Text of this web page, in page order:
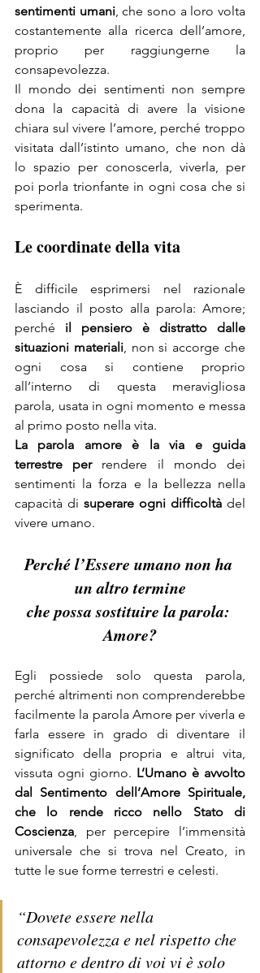
sentimenti umani, che sono a loro volta
costantemente alla ricerca dell’amore,
proprio per raggiungerne la
consapevolezza.
Il mondo dei sentimenti non sempre
dona la capacità di avere la visione
chiara sul vivere l’amore, perché troppo
visitata dall’istinto umano, che non dà
lo spazio per conoscerla, viverla, per
poi porla trionfante in ogni cosa che si
sperimenta.
Le coordinate della vita
È difficile esprimersi nel razionale
lasciando il posto alla parola: Amore;
perché il pensiero è distratto dalle
situazioni materiali, non si accorge che
ogni cosa si contiene proprio
all’interno di questa meravigliosa
parola, usata in ogni momento e messa
al primo posto nella vita.
La parola amore è la via e guida
terrestre per rendere il mondo dei
sentimenti la forza e la bellezza nella
capacità di superare ogni difficoltà del
vivere umano.
Perché l’Essere umano non ha
un altro termine
che possa sostituire la parola:
Amore?
Egli possiede solo questa parola,
perché altrimenti non comprenderebbe
facilmente la parola Amore per viverla e
farla essere in grado di diventare il
significato della propria e altrui vita,
vissuta ogni giorno. L’Umano è avvolto
dal Sentimento dell’Amore Spirituale,
che lo rende ricco nello Stato di
Coscienza, per percepire l’immensità
universale che si trova nel Creato, in
tutte le sue forme terrestri e celesti.
“Dovete essere nella
consapevolezza e nel rispetto che
attorno e dentro di voi vi è solo